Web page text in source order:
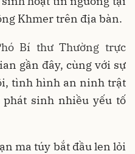
Khmer trên địa bàn.
Bí thư Thường trực
gần đây, cùng với sự
tình hình an ninh trật
sinh nhiều yếu tố
ma túy bắt đầu len lỏi